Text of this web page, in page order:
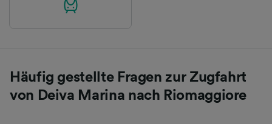
Häufig gestellte Fragen zur Zugfahrt
von Deiva Marina nach Riomaggiore